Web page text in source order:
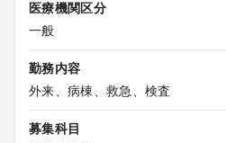
医療機関区分
一般
勤務内容
外来、病棟、救急、検査
募集科目